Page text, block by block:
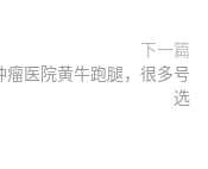
下一篇
瘤医院黄牛跑腿，很多号
选